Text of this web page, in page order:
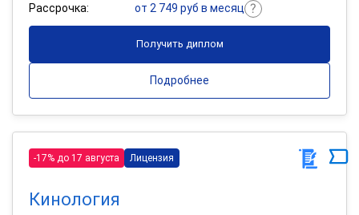
Рассрочка:
от 2 749 руб в месяц
Получить диплом
Подробнее
-17% до 17 августа Лицензия
Кинология